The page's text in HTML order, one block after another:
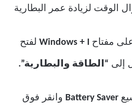
الوقت لزيادة عمر البطارية
مفتاح Windows + I لفتح
إلى “الطاقة والبطارية”.
Battery Saver وانقر فوق